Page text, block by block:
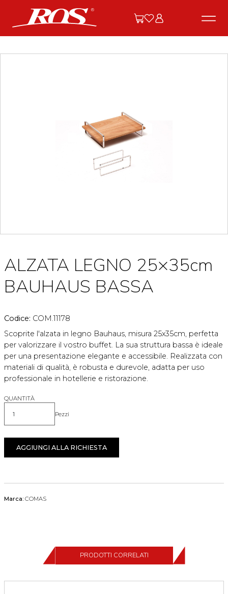
ALZATA LEGNO 25×35cm
BAUHAUS BASSA
Codice: COM.11178
Scoprite l'alzata in legno Bauhaus, misura 25x35cm, perfetta
per valorizzare il vostro buffet. La sua struttura bassa è ideale
per una presentazione elegante e accessibile. Realizzata con
materiali di qualità, è robusta e durevole, adatta per uso
professionale in hotellerie e ristorazione.
QUANTITÀ
Quantità Pezzi
AGGIUNGI ALLA RICHIESTA
Marca: COMAS
PRODOTTI CORRELATI